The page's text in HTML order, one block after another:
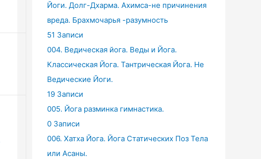
Йоги. Долг-Дхарма. Ахимса-не причинения
вреда. Брахмочарья -разумность
51 Записи
004. Ведическая йога. Веды и Йога.
Классическая Йога. Тантрическая Йога. Не
Ведические Йоги.
19 Записи
005. Йога разминка гимнастика.
0 Записи
006. Хатха Йога. Йога Статических Поз Тела
или Асаны.